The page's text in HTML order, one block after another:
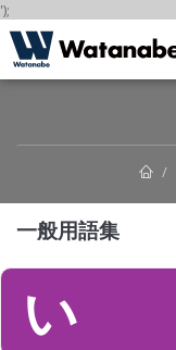
');
一般用語集
い